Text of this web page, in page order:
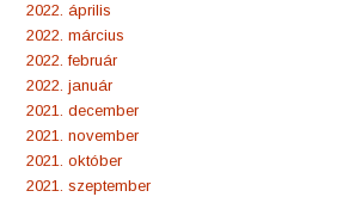
2022. április
2022. március
2022. február
2022. január
2021. december
2021. november
2021. október
2021. szeptember